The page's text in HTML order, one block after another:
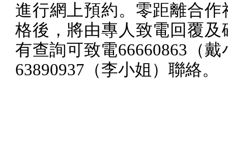
進行網上預約。零距離合作
格後，將由專人致電回覆及
有查詢可致電66660863 （
63890937 （李小姐）聯絡。